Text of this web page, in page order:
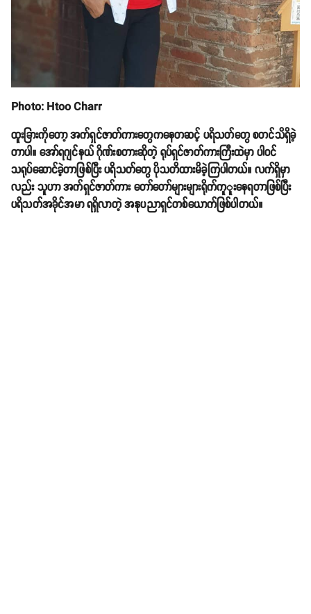
Photo: Htoo Charr
ထူးခြားကိုတော့ အက်ရှင်ဇာတ်ကားတွေကနေတဆင့် ပရိသတ်တွေ စတင်သိရှိခဲ့
တာပါ။ အော်ရဂျင်နယ် ဂိုဏ်းစတားဆိုတဲ့ ရုပ်ရှင်ဇာတ်ကားကြီးထဲမှာ ပါဝင်
သရုပ်ဆောင်ခဲ့တာဖြစ်ပြီး ပရိသတ်တွေ ပိုသတိထားမိခဲ့ကြပါတယ်။ လက်ရှိမှာ
လည်း သူဟာ အက်ရှင်ဇာတ်ကား တော်တော်များများရိုက်ကူူးနေရတာဖြစ်ပြီး
ပရိသတ်အခိုင်အမာ ရရှိလာတဲ့ အနုပညာရှင်တစ်ယောက်ဖြစ်ပါတယ်။